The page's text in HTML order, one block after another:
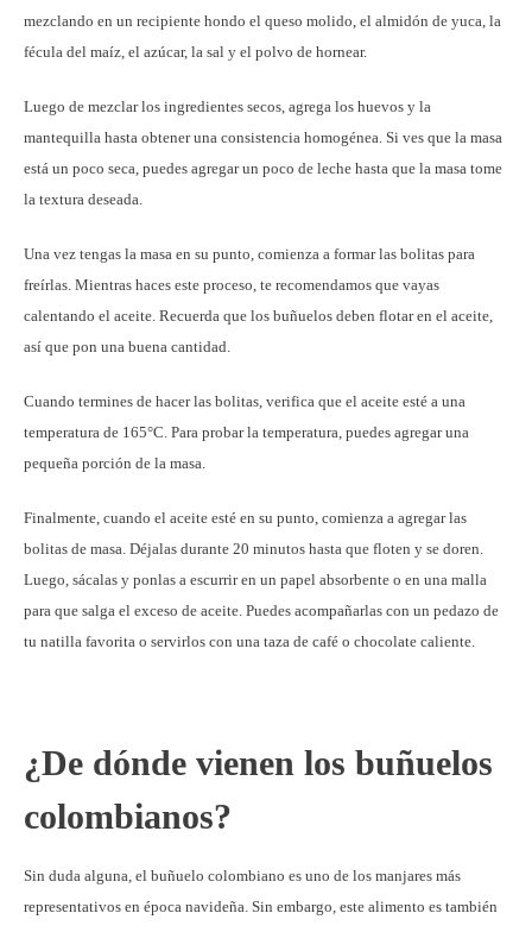
mezclando en un recipiente hondo el queso molido, el almidón de yuca, la
fécula del maíz, el azúcar, la sal y el polvo de hornear.
Luego de mezclar los ingredientes secos, agrega los huevos y la
mantequilla hasta obtener una consistencia homogénea. Si ves que la masa
está un poco seca, puedes agregar un poco de leche hasta que la masa tome
la textura deseada.
Una vez tengas la masa en su punto, comienza a formar las bolitas para
freírlas. Mientras haces este proceso, te recomendamos que vayas
calentando el aceite. Recuerda que los buñuelos deben flotar en el aceite,
así que pon una buena cantidad.
Cuando termines de hacer las bolitas, verifica que el aceite esté a una
temperatura de 165°C. Para probar la temperatura, puedes agregar una
pequeña porción de la masa.
Finalmente, cuando el aceite esté en su punto, comienza a agregar las
bolitas de masa. Déjalas durante 20 minutos hasta que floten y se doren.
Luego, sácalas y ponlas a escurrir en un papel absorbente o en una malla
para que salga el exceso de aceite. Puedes acompañarlas con un pedazo de
tu natilla favorita o servirlos con una taza de café o chocolate caliente.
¿De dónde vienen los buñuelos
colombianos?
Sin duda alguna, el buñuelo colombiano es uno de los manjares más
representativos en época navideña. Sin embargo, este alimento es también